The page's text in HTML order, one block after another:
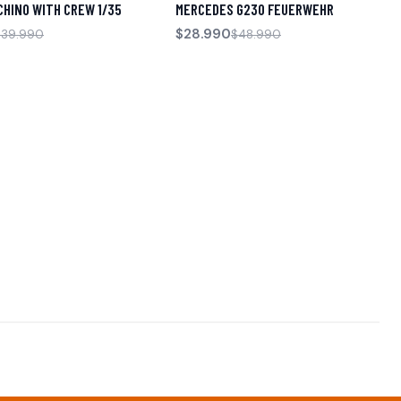
WITH CREW 1/35
MERCEDES G230 FEUERWEHR
$28.990$48.990